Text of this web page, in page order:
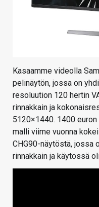
Kasaamme videolla
pelinäytön, jossa on
resoluution 120 hertin
rinnakkain ja
5120×1440. 1400
malli viime vuonna
CHG90-näytöstä, jossa
rinnakkain ja käytössä